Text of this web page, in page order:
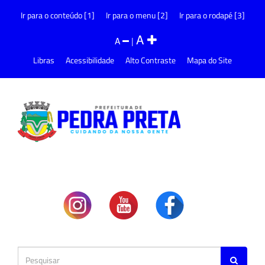
Ir para o conteúdo [1] Ir para o menu [2] Ir para o rodapé [3]
A |A
Libras Acessibilidade Alto Contraste Mapa do Site